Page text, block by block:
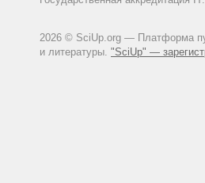
2026 © SciUp.org — Платформа
и литературы. "SciUp" —